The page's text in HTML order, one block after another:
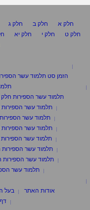
חלק א
חלק ב חלק ג
חלק ט
חלק י חלק יא
הזמן סט תלמוד עשר
תלמוד עשר הספירות
תלמוד עשר
תלמוד עשר
תלמוד עשר
תלמוד עשר הספירות
תלמוד עשר הספירות
תלמוד עשר הספירות
תלמוד עשר
אודות האתר
בעל